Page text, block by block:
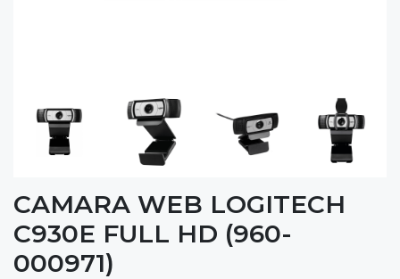
CAMARA WEB LOGITECH
C930E FULL HD (960-
000971)